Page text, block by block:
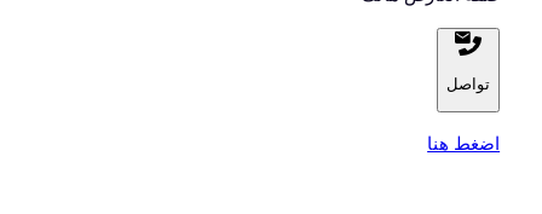
تواصل
اضغط هنا